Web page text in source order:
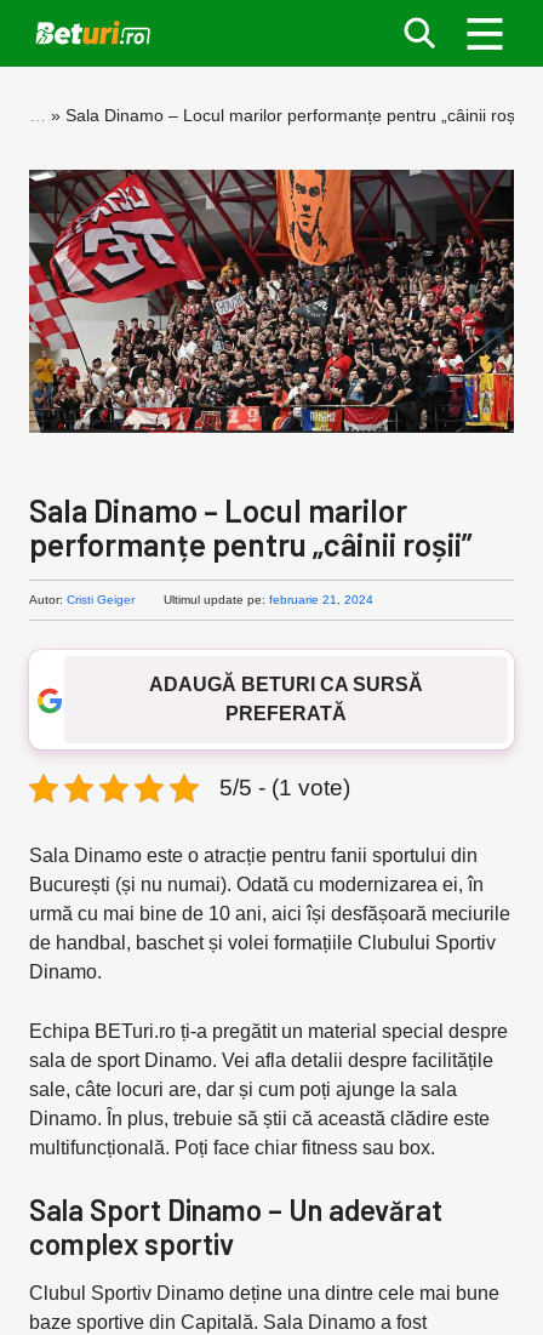
Sala Dinamo – Locul marilor performanțe pentru „câinii roșii”
Sala Dinamo – Locul marilor
performanțe pentru „câinii roșii”
Autor: Cristi Geiger Ultimul update pe: februarie 21, 2024
ADAUGĂ BETURI CA SURSĂ
PREFERATĂ
5/5 - (1 vote)
Sala Dinamo este o atracție pentru fanii sportului din
București (și nu numai). Odată cu modernizarea ei, în
urmă cu mai bine de 10 ani, aici își desfășoară meciurile
de handbal, baschet și volei formațiile Clubului Sportiv
Dinamo.
Echipa BETuri.ro ți-a pregătit un material special despre
sala de sport Dinamo. Vei afla detalii despre facilitățile
sale, câte locuri are, dar și cum poți ajunge la sala
Dinamo. În plus, trebuie să știi că această clădire este
multifuncțională. Poți face chiar fitness sau box.
Sala Sport Dinamo – Un adevărat
complex sportiv
Clubul Sportiv Dinamo deține una dintre cele mai bune
baze sportive din Capitală. Sala Dinamo a fost